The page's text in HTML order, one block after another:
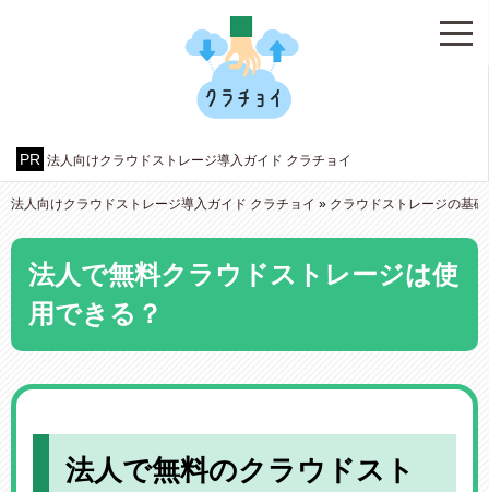
法人向けクラウドストレージ導入ガイド クラチョイ
法人向けクラウドストレージ導入ガイド クラチョイ » クラウドストレージの基
法人で無料クラウドストレージは使
用できる？
法人で無料のクラウドスト